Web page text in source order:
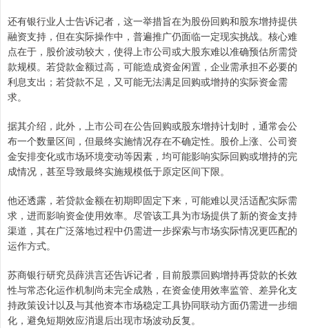
还有银行业人士告诉记者，这一举措旨在为股份回购和股东增持提供
融资支持，但在实际操作中，普遍推广仍面临一定现实挑战。核心难
点在于，股价波动较大，使得上市公司或大股东难以准确预估所需贷
款规模。若贷款金额过高，可能造成资金闲置，企业需承担不必要的
利息支出；若贷款不足，又可能无法满足回购或增持的实际资金需
求。
据其介绍，此外，上市公司在公告回购或股东增持计划时，通常会公
布一个数量区间，但最终实施情况存在不确定性。股价上涨、公司资
金安排变化或市场环境变动等因素，均可能影响实际回购或增持的完
成情况，甚至导致最终实施规模低于原定区间下限。
他还透露，若贷款金额在初期即固定下来，可能难以灵活适配实际需
求，进而影响资金使用效率。尽管该工具为市场提供了新的资金支持
渠道，其在广泛落地过程中仍需进一步探索与市场实际情况更匹配的
运作方式。
苏商银行研究员薛洪言还告诉记者，目前股票回购增持再贷款的长效
性与常态化运作机制尚未完全成熟，在资金使用效率监管、差异化支
持政策设计以及与其他资本市场稳定工具协同联动方面仍需进一步细
化，避免短期效应消退后出现市场波动反复。